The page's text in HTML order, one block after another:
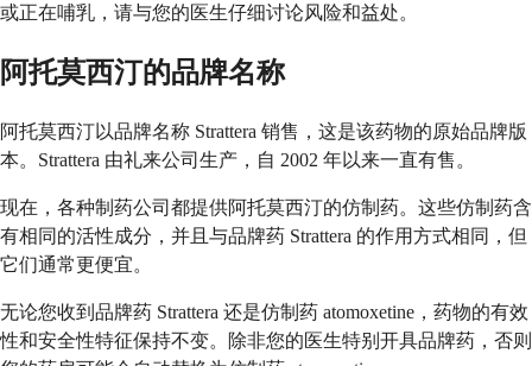
或正在哺乳，请与您的医生仔细讨论风险和益处。
阿托莫西汀的品牌名称
阿托莫西汀以品牌名称 Strattera 销售，这是该药物的原始品牌版
本。Strattera 由礼来公司生产，自 2002 年以来一直有售。
现在，各种制药公司都提供阿托莫西汀的仿制药。这些仿制药含
有相同的活性成分，并且与品牌药 Strattera 的作用方式相同，但
它们通常更便宜。
无论您收到品牌药 Strattera 还是仿制药 atomoxetine，药物的有效
性和安全性特征保持不变。除非您的医生特别开具品牌药，否则